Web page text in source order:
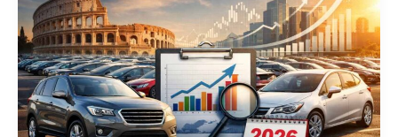
cosa
dicono
i
dati
aggiornati
e
cosa